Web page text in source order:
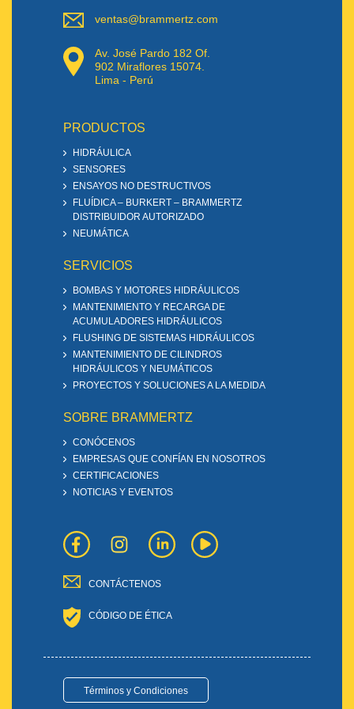
ventas@brammertz.com
Av. José Pardo 182 Of.
902 Miraflores 15074.
Lima - Perú
PRODUCTOS
HIDRÁULICA
SENSORES
ENSAYOS NO DESTRUCTIVOS
FLUÍDICA – BURKERT – BRAMMERTZ
DISTRIBUIDOR AUTORIZADO
NEUMÁTICA
SERVICIOS
BOMBAS Y MOTORES HIDRÁULICOS
MANTENIMIENTO Y RECARGA DE
ACUMULADORES HIDRÁULICOS
FLUSHING DE SISTEMAS HIDRÁULICOS
MANTENIMIENTO DE CILINDROS
HIDRÁULICOS Y NEUMÁTICOS
PROYECTOS Y SOLUCIONES A LA MEDIDA
SOBRE BRAMMERTZ
CONÓCENOS
EMPRESAS QUE CONFÍAN EN NOSOTROS
CERTIFICACIONES
NOTICIAS Y EVENTOS
CONTÁCTENOS
CÓDIGO DE ÉTICA
Términos y Condiciones